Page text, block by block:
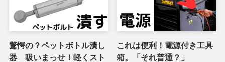
驚愕の？ペットボトル潰し
器 吸いまっせ！軽くスト
これは便利！電源付き工具
箱。「それ普通？」